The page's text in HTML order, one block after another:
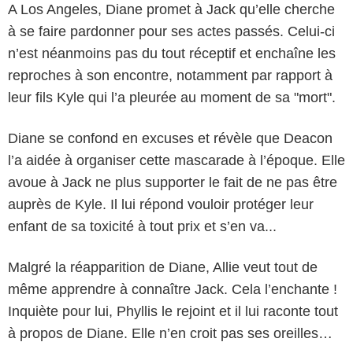
A Los Angeles, Diane promet à Jack qu’elle cherche
à se faire pardonner pour ses actes passés. Celui-ci
n’est néanmoins pas du tout réceptif et enchaîne les
reproches à son encontre, notamment par rapport à
leur fils Kyle qui l’a pleurée au moment de sa "mort".
Diane se confond en excuses et révèle que Deacon
l’a aidée à organiser cette mascarade à l’époque. Elle
avoue à Jack ne plus supporter le fait de ne pas être
auprès de Kyle. Il lui répond vouloir protéger leur
enfant de sa toxicité à tout prix et s’en va...
Malgré la réapparition de Diane, Allie veut tout de
même apprendre à connaître Jack. Cela l’enchante !
Inquiète pour lui, Phyllis le rejoint et il lui raconte tout
à propos de Diane. Elle n’en croit pas ses oreilles…